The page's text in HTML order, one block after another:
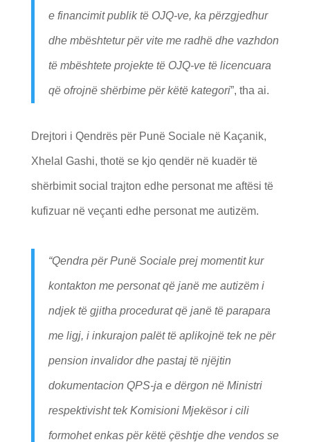
e financimit publik të OJQ-ve, ka përzgjedhur
dhe mbështetur për vite me radhë dhe vazhdon
të mbështete projekte të OJQ-ve të licencuara
që ofrojnë shërbime për këtë kategori”, tha ai.
Drejtori i Qendrës për Punë Sociale në Kaçanik,
Xhelal Gashi, thotë se kjo qendër në kuadër të
shërbimit social trajton edhe personat me aftësi të
kufizuar në veçanti edhe personat me autizëm.
“Qendra për Punë Sociale prej momentit kur
kontakton me personat që janë me autizëm i
ndjek të gjitha procedurat që janë të parapara
me ligj, i inkurajon palët të aplikojnë tek ne për
pension invalidor dhe pastaj të njëjtin
dokumentacion QPS-ja e dërgon në Ministri
respektivisht tek Komisioni Mjekësor i cili
formohet enkas për këtë çështje dhe vendos se